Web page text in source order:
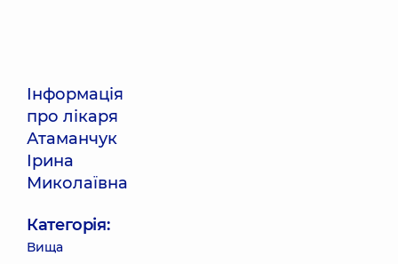
Інформація
про лікаря
Атаманчук
Ірина
Миколаївна
Категорія:
Вища